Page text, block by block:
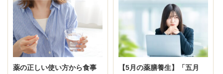
薬の正しい使い方から食事
【5月の薬膳養生】「五月